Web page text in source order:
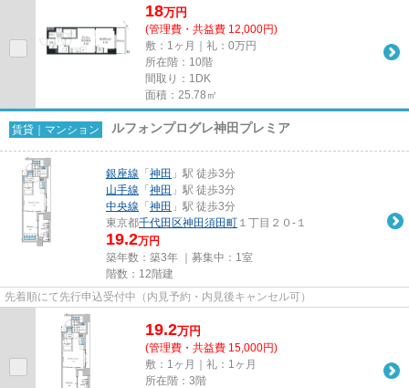
18万円
(管理費・共益費 12,000円)
敷：1ヶ月｜礼：0万円
所在階：10階
間取り：1DK
面積：25.78㎡
賃貸｜マンション ルフォンプログレ神田プレミア
銀座線 「 神田 」駅 徒歩3分
山手線 「 神田 」駅 徒歩3分
中央線 「 神田 」駅 徒歩3分
東京都千代田区神田須田町 １丁目２０-１
19.2万円
築年数：築3年 ｜募集中： 1室
階数：12階建
先着順にて先行申込受付中（内見予約・内見後キャンセル可）
19.2万円
(管理費・共益費 15,000円)
敷：1ヶ月｜礼：1ヶ月
所在階：3階